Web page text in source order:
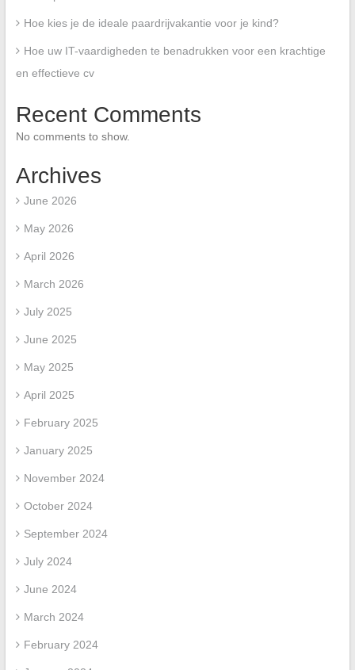
Hoe kies je de ideale paardrijvakantie voor je kind?
Hoe uw IT-vaardigheden te benadrukken voor een krachtige
en effectieve cv
Recent Comments
No comments to show.
Archives
June 2026
May 2026
April 2026
March 2026
July 2025
June 2025
May 2025
April 2025
February 2025
January 2025
November 2024
October 2024
September 2024
July 2024
June 2024
March 2024
February 2024